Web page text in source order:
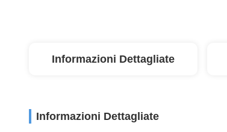
Informazioni Dettagliate
Informazioni Dettagliate